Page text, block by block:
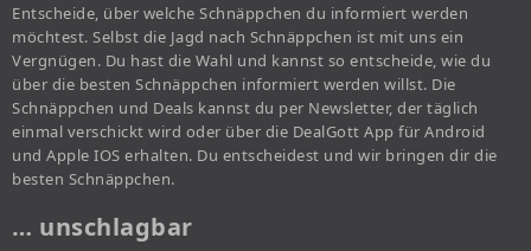
Entscheide, über welche Schnäppchen du informiert werden
möchtest. Selbst die Jagd nach Schnäppchen ist mit uns ein
Vergnügen. Du hast die Wahl und kannst so entscheide, wie du
über die besten Schnäppchen informiert werden willst. Die
Schnäppchen und Deals kannst du per Newsletter, der täglich
einmal verschickt wird oder über die DealGott App für Android
und Apple IOS erhalten. Du entscheidest und wir bringen dir die
besten Schnäppchen.
… unschlagbar